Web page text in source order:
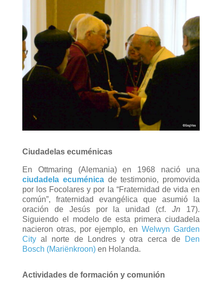
Ciudadelas ecuménicas
En Ottmaring (Alemania) en 1968 nació una
ciudadela ecuménicade testimonio, promovida
por los Focolares y por la “Fraternidad de vida en
común”, fraternidad evangélica que asumió la
oración de Jesús por la unidad (cf.Jn 17).
Siguiendo el modelo de esta primera ciudadela
nacieron otras, por ejemplo, en Welwyn Garden
Cityal norte de Londres y otra cerca de
Den
Bosch (Mariënkroon)en Holanda.
Actividades de formación y comunión